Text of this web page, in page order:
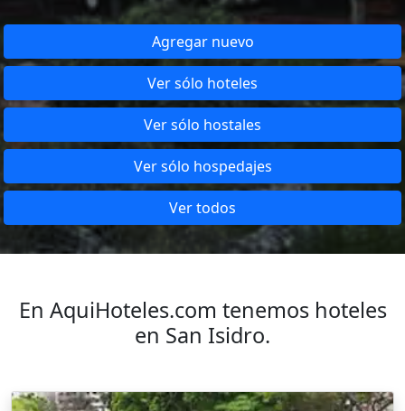
Agregar nuevo
Ver sólo hoteles
Ver sólo hostales
Ver sólo hospedajes
Ver todos
En AquiHoteles.com tenemos hoteles
en San Isidro.